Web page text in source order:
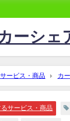
ーシェ
ービス・商品 カ
サービス・商品